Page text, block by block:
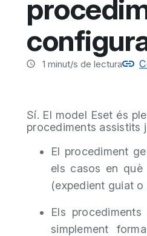
1 minut/s de lectura
Sí. El model Eset és
procediments assistits
El procediment
els casos en
(expedient guiat o
Els
simplement